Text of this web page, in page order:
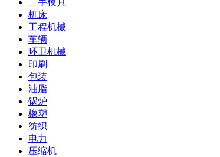
机床
工程机械
车辆
环卫机械
印刷
包装
油脂
锅炉
橡塑
纺织
电力
压缩机